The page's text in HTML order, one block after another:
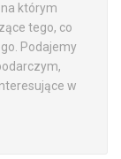
którym
tego, co
Podajemy
w